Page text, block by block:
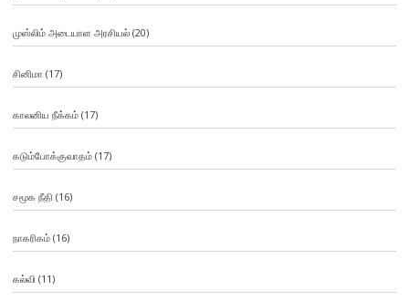
முஸ்லிம் அடையாள அரசியல்(20)
சினிமா (17)
காலனிய நீக்கம்(17)
கடும்போக்குவாதம்(17)
சமூக நீதி (16)
நாகரிகம்(16)
கல்வி (11)